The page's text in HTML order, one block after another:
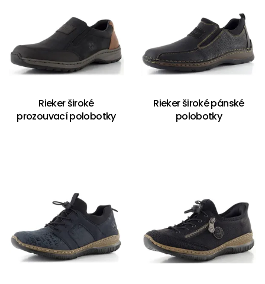
Rieker široké
prozouvací polobotky
Rieker široké pánské
polobotky